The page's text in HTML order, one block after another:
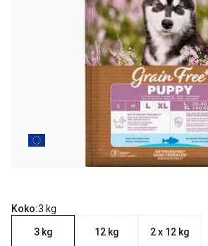
Koko:3 kg
3 kg 12 kg 2 x 12 kg